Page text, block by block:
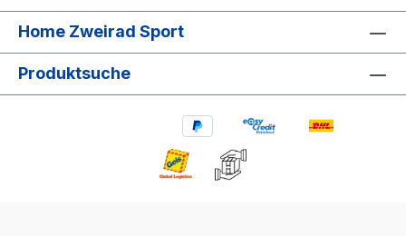
Home Zweirad Sport
Produktsuche